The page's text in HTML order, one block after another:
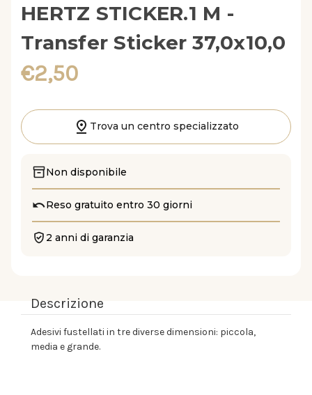
HERTZ STICKER.1 M -
Transfer Sticker 37,0x10,0
€2,50
Trova un centro specializzato
Non disponibile
Reso gratuito entro 30 giorni
2 anni di garanzia
Descrizione
Adesivi fustellati in tre diverse dimensioni: piccola,
media e grande.